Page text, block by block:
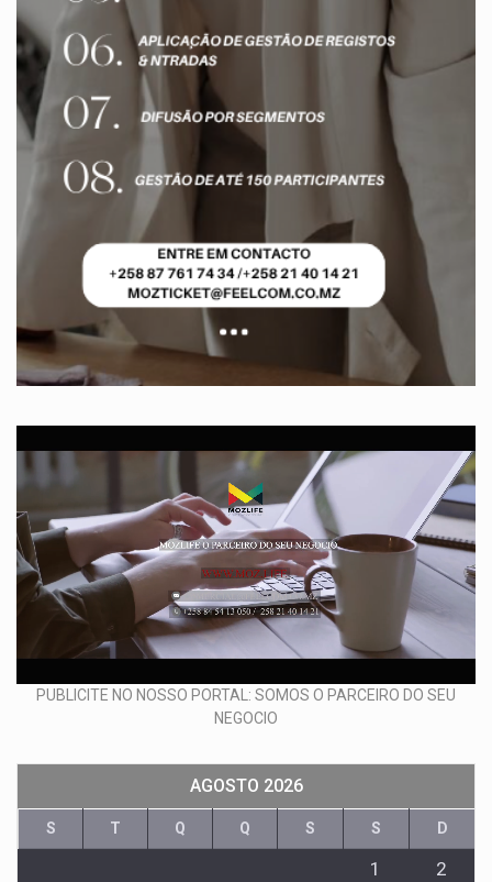
PUBLICITE NO NOSSO PORTAL: SOMOS O PARCEIRO DO SEU
NEGOCIO
AGOSTO 2026
S T Q Q S S D
1 2